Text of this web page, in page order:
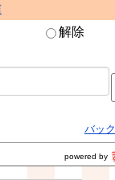
解除
バッ
powered by